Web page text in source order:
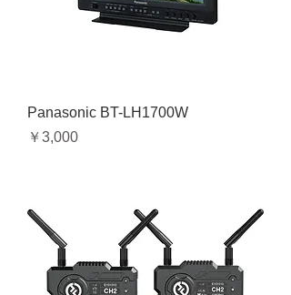
Panasonic BT-LH1700W
価格
￥3,000